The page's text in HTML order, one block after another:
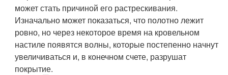
может стать причиной его растрескивания.
Изначально может показаться, что полотно лежит
ровно, но через некоторое время на кровельном
настиле появятся волны, которые постепенно начнут
увеличиваться и, в конечном счете, разрушат
покрытие.